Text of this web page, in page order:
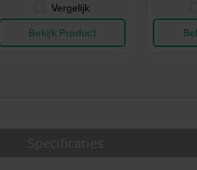
Vergelijk
Bekijk Product